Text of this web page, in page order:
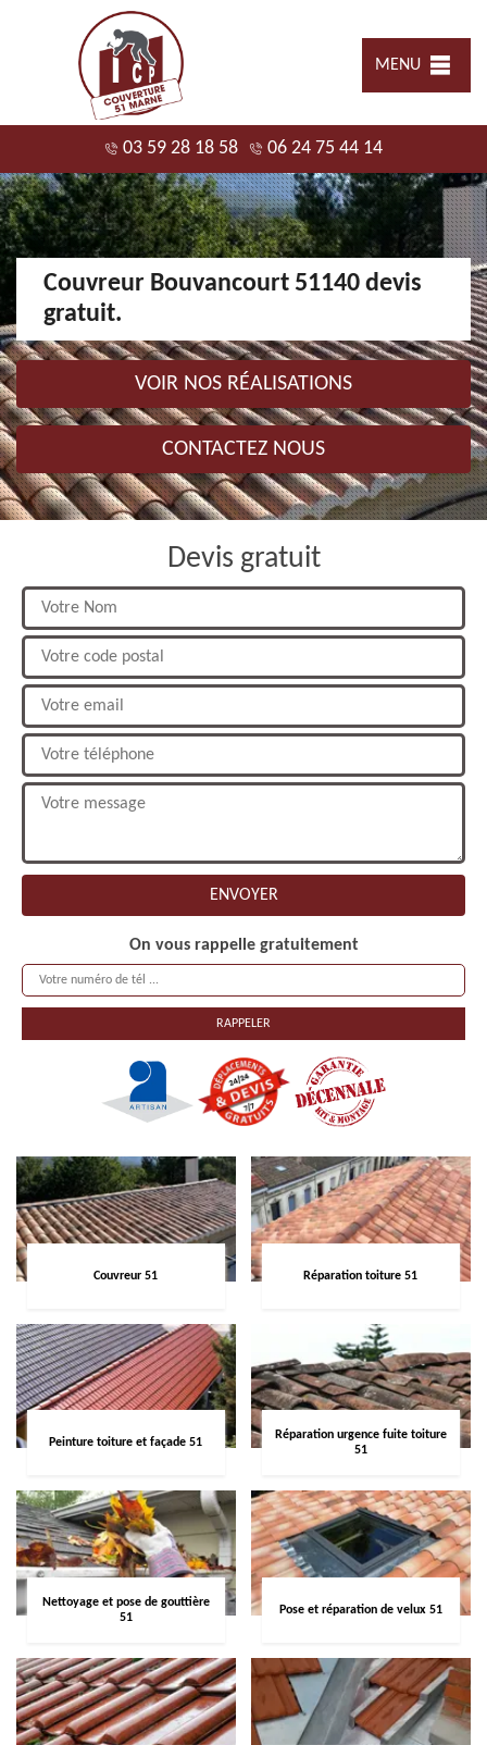
MENU
03 59 28 18 58 06 24 75 44 14
Couvreur Bouvancourt 51140 devis
gratuit.
VOIR NOS RÉALISATIONS
CONTACTEZ NOUS
Devis gratuit
On vous rappelle gratuitement
Couvreur 51 Réparation toiture 51
Peinture toiture et façade 51
Réparation urgence fuite toiture
51
Nettoyage et pose de gouttière
51
Pose et réparation de velux 51